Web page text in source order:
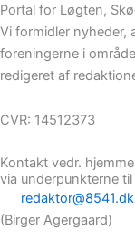
Portal for Løgten,
Vi formidler nyheder,
foreningerne i
redigeret af
CVR: 14512373
Kontakt vedr.
via underpunkterne
redaktor@8541.dk
(Birger Agergaard)